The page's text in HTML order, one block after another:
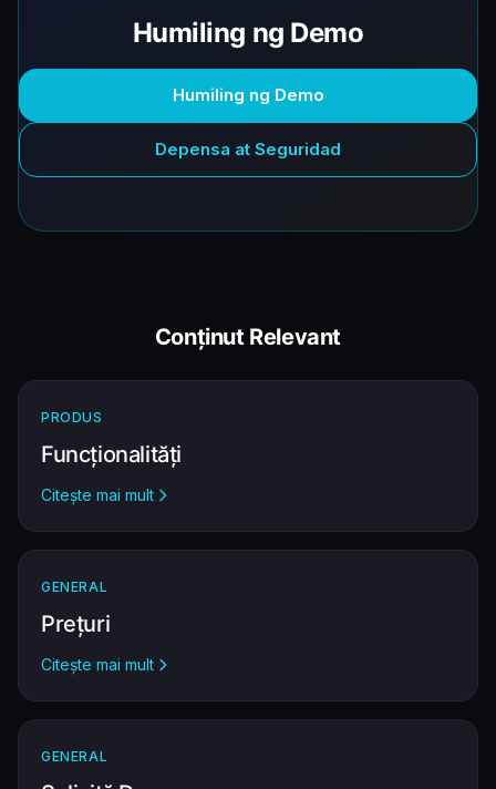
Humiling ng Demo
Humiling ng Demo
Depensa at Seguridad
Conținut Relevant
PRODUS
Funcționalități
Citește mai mult
GENERAL
Prețuri
Citește mai mult
GENERAL